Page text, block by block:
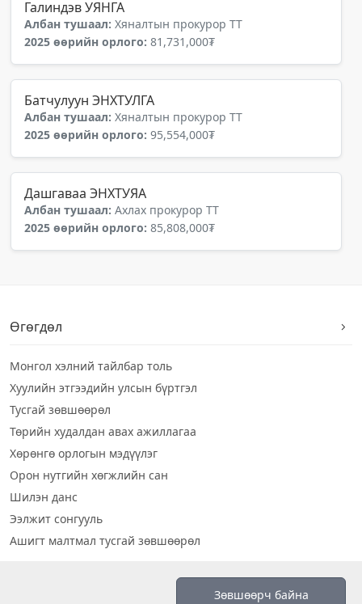
Галиндэв УЯНГА
Албан тушаал: Хяналтын прокурор ТТ
2025 өөрийн орлого: 81,731,000₮
Батчулуун ЭНХТУЛГА
Албан тушаал: Хяналтын прокурор ТТ
2025 өөрийн орлого: 95,554,000₮
Дашгаваа ЭНХТУЯА
Албан тушаал: Ахлах прокурор ТТ
2025 өөрийн орлого: 85,808,000₮
Өгөгдөл
Монгол хэлний тайлбар толь
Хуулийн этгээдийн улсын бүртгэл
Тусгай зөвшөөрөл
Төрийн худалдан авах ажиллагаа
Хөрөнгө орлогын мэдүүлэг
Орон нутгийн хөгжлийн сан
Шилэн данс
Ээлжит сонгууль
Ашигт малтмал тусгай зөвшөөрөл
Зөвшөөрч байна